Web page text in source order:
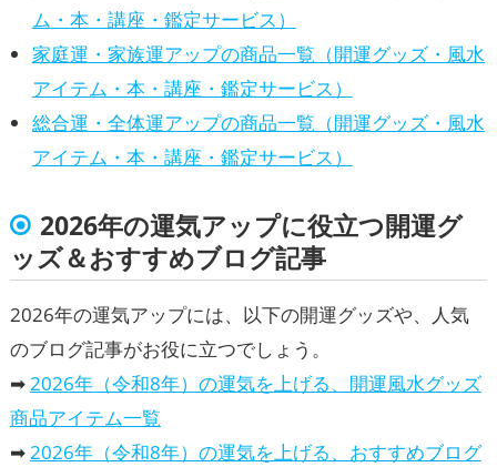
ム・本・講座・鑑定サービス）
家庭運・家族運アップの商品一覧（開運グッズ・風水
アイテム・本・講座・鑑定サービス）
総合運・全体運アップの商品一覧（開運グッズ・風水
アイテム・本・講座・鑑定サービス）
2026年の運気アップに役立つ開運グ
ッズ＆おすすめブログ記事
2026年の運気アップには、以下の開運グッズや、人気
のブログ記事がお役に立つでしょう。
➡2026年（令和8年）の運気を上げる、開運風水グッズ
商品アイテム一覧
➡2026年（令和8年）の運気を上げる、おすすめブログ